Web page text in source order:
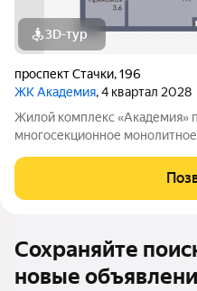
3D-тур
проспект Стачки,196
ЖК Академия, 4 квартал 2028
Жилой комплекс «Академия»
многосекционное
не осуществляется.
территории включает в себя
Сохраняйте
новые